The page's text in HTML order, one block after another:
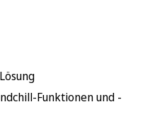
Funktionen und -